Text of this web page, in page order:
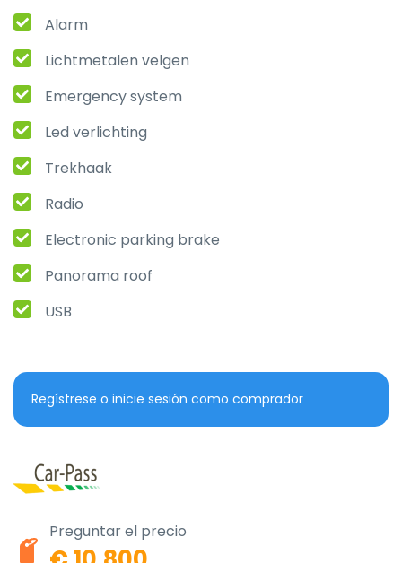
Alarm
Lichtmetalen velgen
Emergency system
Led verlichting
Trekhaak
Radio
Electronic parking brake
Panorama roof
USB
Regístrese o inicie sesión como comprador
Preguntar el precio